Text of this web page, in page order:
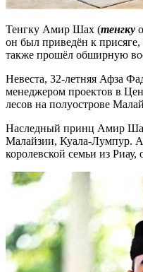
Тенгку Амир Шах (тенгку
он был приведён к
также прошёл обширную
Невеста, 32-летняя Афза
менеджером проектов в
лесов на полуострове
Наследный принц Амир Шах
Малайзии, Куала-Лумпур.
королевской семьи из